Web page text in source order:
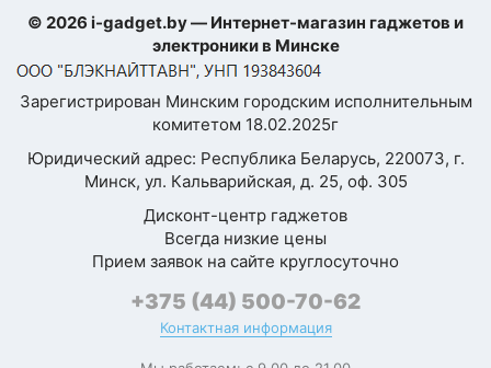
© 2026 i-gadget.by — Интернет-магазин гаджетов и
электроники в Минске
Зарегистрирован Минским городским исполнительным
комитетом 18.02.2025г
Юридический адрес: Республика Беларусь, 220073, г.
Минск, ул. Кальварийская, д. 25, оф. 305
Дисконт-центр гаджетов
Всегда низкие цены
Прием заявок на сайте круглосуточно
+375 (44) 500-70-62
Контактная информация